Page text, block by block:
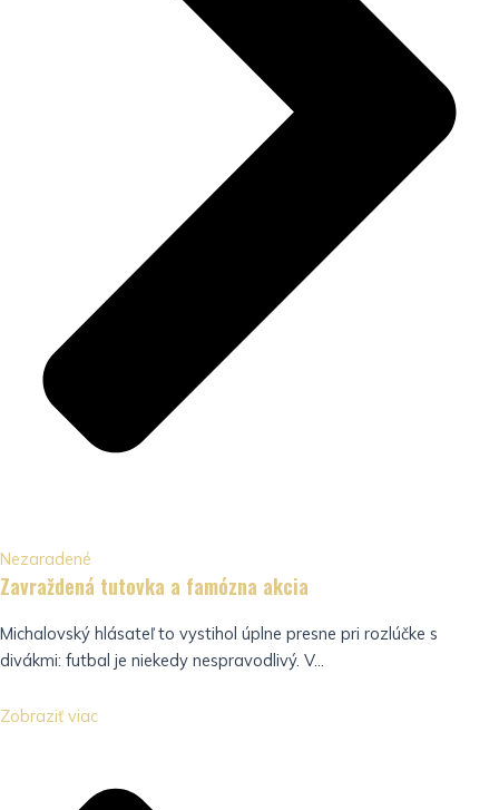
Nezaradené
Zavraždená tutovka a famózna akcia
Michalovský hlásateľ to vystihol úplne presne pri rozlúčke s
divákmi: futbal je niekedy nespravodlivý. V...
Zobraziť viac